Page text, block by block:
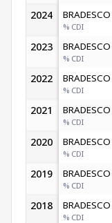
2024
% CDI
2023
% CDI
2022
% CDI
2021
% CDI
2020
% CDI
2019
% CDI
2018
% CDI